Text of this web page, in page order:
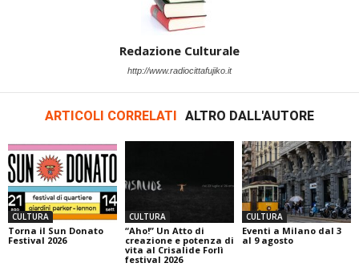
Redazione Culturale
http://www.radiocittafujiko.it
ARTICOLI CORRELATI ALTRO DALL'AUTORE
CULTURA
Torna il Sun Donato
Festival 2026
CULTURA
“Aho!” Un Atto di
creazione e potenza di
vita al Crisalide Forlì
festival 2026
CULTURA
Eventi a Milano dal 3
al 9 agosto